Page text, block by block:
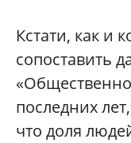
Кстати, как и
сопоставить
последних
что доля